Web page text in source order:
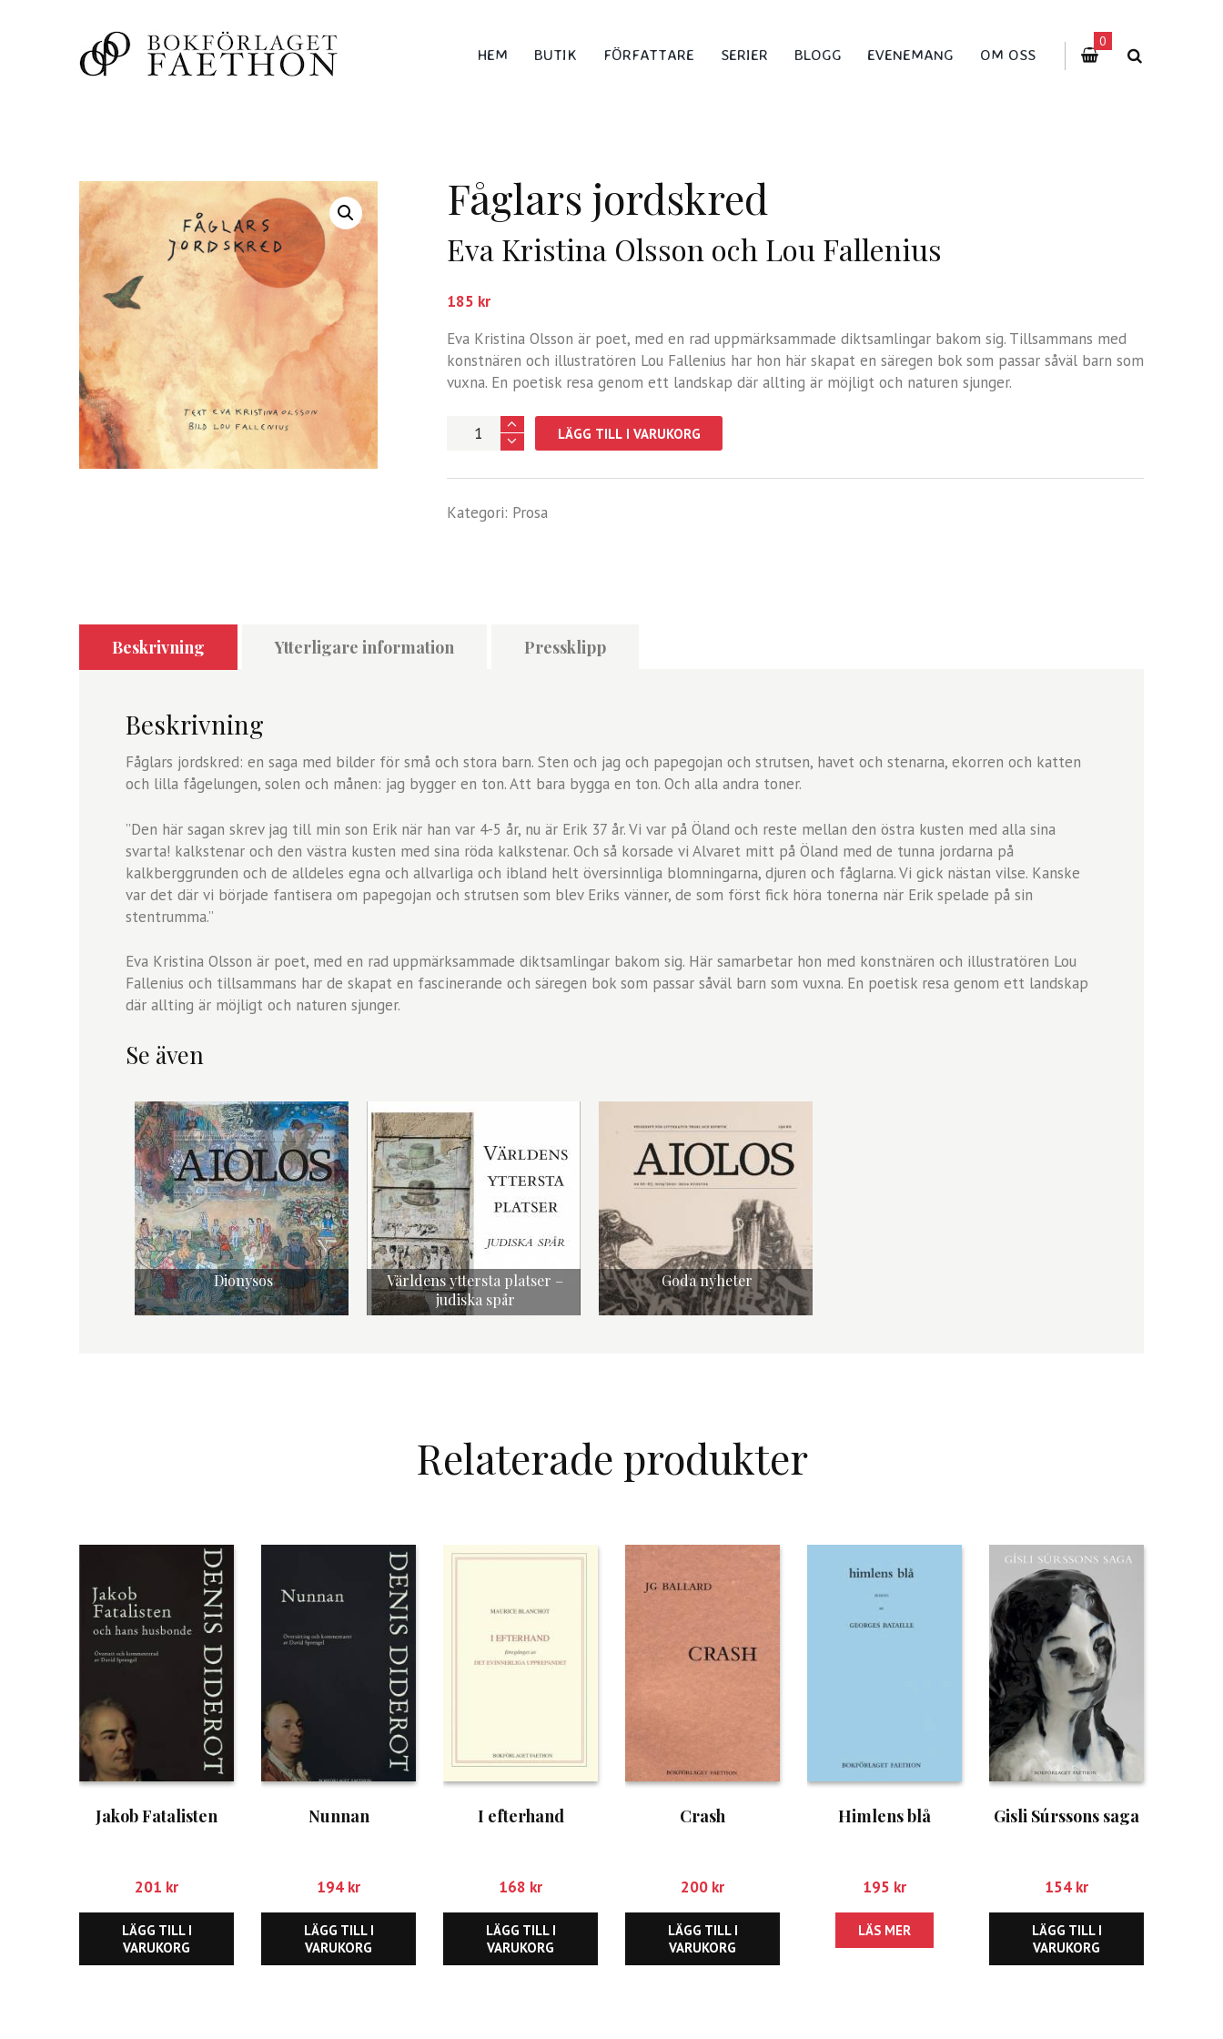
HEM BUTIK FÖRFATTARE SERIER BLOGG EVENEMANG OM OSS
0
Fåglars jordskred
Eva Kristina Olsson och Lou Fallenius
185 kr
Eva Kristina Olsson är poet, med en rad uppmärksammade diktsamlingar bakom sig. Tillsammans med
konstnären och illustratören Lou Fallenius har hon här skapat en säregen bok som passar såväl barn som
vuxna. En poetisk resa genom ett landskap där allting är möjligt och naturen sjunger.
Fåglars
jordskred
LÄGG TILL I VARUKORG
Kategori: Prosa
Beskrivning Ytterligare information Pressklipp
Beskrivning
Fåglars jordskred: en saga med bilder för små och stora barn. Sten och jag och papegojan och strutsen, havet och stenarna, ekorren och katten
och lilla fågelungen, solen och månen: jag bygger en ton. Att bara bygga en ton. Och alla andra toner.
”Den här sagan skrev jag till min son Erik när han var 4-5 år, nu är Erik 37 år. Vi var på Öland och reste mellan den östra kusten med alla sina
svarta! kalkstenar och den västra kusten med sina röda kalkstenar. Och så korsade vi Alvaret mitt på Öland med de tunna jordarna på
kalkberggrunden och de alldeles egna och allvarliga och ibland helt översinnliga blomningarna, djuren och fåglarna. Vi gick nästan vilse. Kanske
var det där vi började fantisera om papegojan och strutsen som blev Eriks vänner, de som först fick höra tonerna när Erik spelade på sin
stentrumma.”
Eva Kristina Olsson är poet, med en rad uppmärksammade diktsamlingar bakom sig. Här samarbetar hon med konstnären och illustratören Lou
Fallenius och tillsammans har de skapat en fascinerande och säregen bok som passar såväl barn som vuxna. En poetisk resa genom ett landskap
där allting är möjligt och naturen sjunger.
Se även
Dionysos
Världens yttersta platser –
judiska spår
Goda nyheter
Relaterade produkter
Jakob Fatalisten
201 kr
LÄGG TILL I
VARUKORG
Nunnan
194 kr
LÄGG TILL I
VARUKORG
I efterhand
168 kr
LÄGG TILL I
VARUKORG
Crash
200 kr
LÄGG TILL I
VARUKORG
Himlens blå
195 kr
LÄS MER
Gisli Súrssons saga
154 kr
LÄGG TILL I
VARUKORG